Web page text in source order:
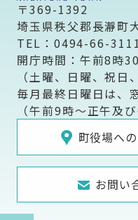
〒369-1392
埼玉県秩父郡長瀞町
TEL：0494-66-3111
開庁時間：午前8時
（土曜、日曜、祝日
毎月最終日曜日は、
（午前9時～正午及
町役場へ
お問い